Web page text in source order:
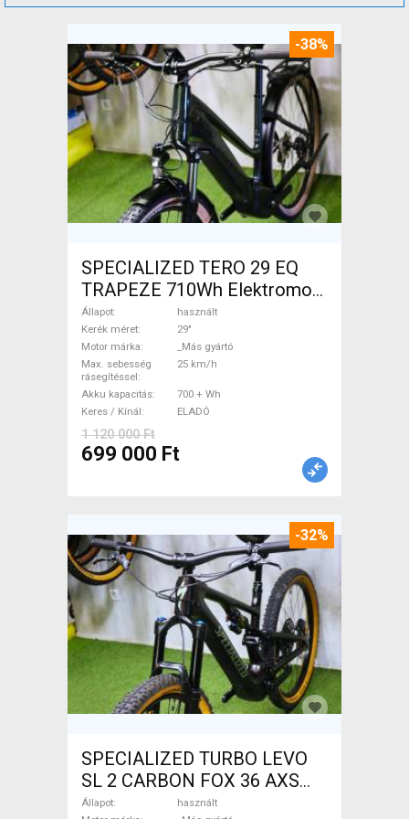
-38%
SPECIALIZED TERO 29 EQ
TRAPEZE 710Wh Elektromos
Trekking/cross 25 km/h _Más
gyártó 700 + Wh használt
ELADÓ
Állapot
használt
Kerék méret
29"
Motor márka
_Más gyártó
Max. sebesség
rásegítéssel
25 km/h
Akku kapacitás
700 + Wh
Keres / Kínál
ELADÓ
1 120 000 Ft
699 000 Ft
-32%
SPECIALIZED TURBO LEVO
SL 2 CARBON FOX 36 AXS
Elektromos Mountain Bike
Állapot
használt